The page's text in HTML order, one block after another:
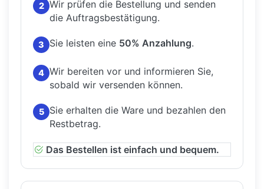
2 Wir prüfen die Bestellung und senden
die Auftragsbestätigung.
3 Sie leisten eine 50% Anzahlung.
4 Wir bereiten vor und informieren Sie,
sobald wir versenden können.
5
Sie erhalten die Ware und bezahlen den
Restbetrag.
Das Bestellen ist einfach und bequem.